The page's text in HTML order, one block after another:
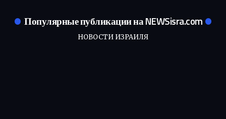
Популярные публикации на NEWSisra.com
НОВОСТИ ИЗРАИЛЯ